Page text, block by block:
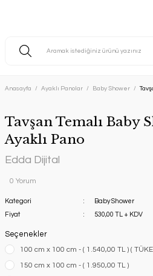
Anasayfa Ayaklı Panolar Baby Shower
Tavşan Temalı Baby
Ayaklı Pano
Edda Dijital
0 Yorum
Kategori
Baby Shower
Fiyat
530,00 TL + KDV
Seçenekler
100 cm x 100 cm - ( 1.540,00 TL ) (
150 cm x 100 cm - ( 1.950,00 TL )